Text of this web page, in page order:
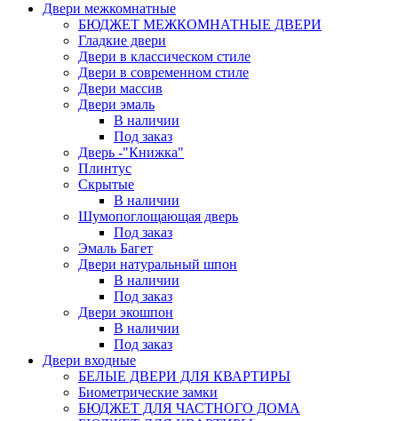
Двери межкомнатные
БЮДЖЕТ МЕЖКОМНАТНЫЕ ДВЕРИ
Гладкие двери
Двери в классическом стиле
Двери в современном стиле
Двери массив
Двери эмаль
В наличии
Под заказ
Дверь -"Книжка"
Плинтус
Скрытые
В наличии
Шумопоглощающая дверь
Под заказ
Эмаль Багет
Двери натуральный шпон
В наличии
Под заказ
Двери экошпон
В наличии
Под заказ
Двери входные
БЕЛЫЕ ДВЕРИ ДЛЯ КВАРТИРЫ
Биометрические замки
БЮДЖЕТ ДЛЯ ЧАСТНОГО ДОМА